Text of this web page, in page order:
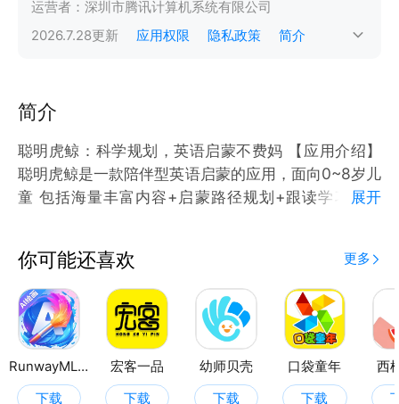
运营者： 深圳市腾讯计算机系统有限公司
2026.7.28更新 应用权限 隐私政策 简介
简介
聪明虎鲸：科学规划，英语启蒙不费妈 【应用介绍】
聪明虎鲸是一款陪伴型英语启蒙的应用，面向0~8岁儿
童 包括海量丰富内容+启蒙路径规划+跟读学习工具
研社正规版权内容 √ 省眼睛： 支持息屏熏听，省下熏
听机，随时随地磨耳朵 √ 省外教： 跟读纠音测评，不
怕口音带偏小孩 √ 省爸妈：每日陪伴+防沉迷，分龄规
划体系，根据孩子水平个性化定制聪明宝宝都看爱的诗
歌儿歌短视频启蒙平台 【其他信息】 开发者：上海聪
明虎鲸教育科技有限公司
展开
你可能还喜欢 更多
RunwayML绘画
下载
宏客一品
下载
幼师贝壳
下载
口袋童年
下载
西